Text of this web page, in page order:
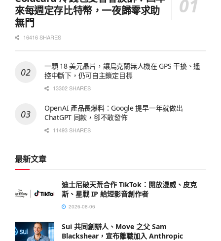
來每週定存比特幣，一夜歸零求助
無門
16416 SHARES
一顆 18 美元晶片，讓烏克蘭無人機在 GPS 干擾、遙
控中斷下，仍可自主鎖定目標
13302 SHARES
OpenAI 產品長爆料：Google 提早一年就做出
ChatGPT 同款，卻不敢發佈
11493 SHARES
最新文章
迪士尼破天荒合作 TikTok：開放漫威、皮克
斯、星戰 IP 給短影音創作者
2026-08-06
Sui 共同創辦人、Move 之父 Sam
Blackshear，宣布離職加入 Anthropic